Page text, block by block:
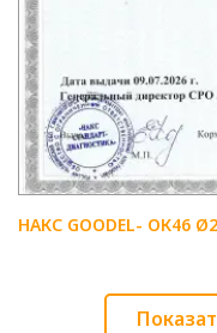
НАКС GOODEL- ОК46